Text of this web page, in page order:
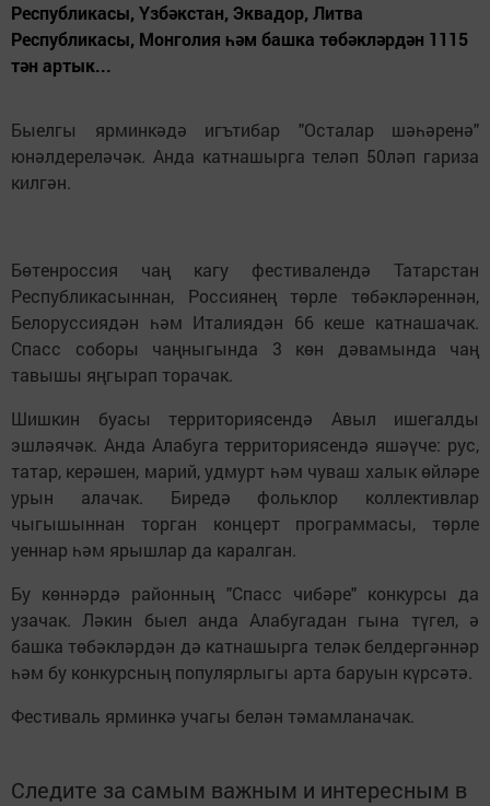
Республикасы, Үзбәкстан, Эквадор, Литва
Республикасы, Монголия һәм башка төбәкләрдән 1115
тән артык...
Быелгы ярминкәдә игътибар "Осталар шәһәренә"
юнәлдереләчәк. Анда катнашырга теләп 50ләп гариза
килгән.
Бөтенроссия чаң кагу фестивалендә Татарстан
Республикасыннан, Россиянең төрле төбәкләреннән,
Белоруссиядән һәм Италиядән 66 кеше катнашачак.
Спасс соборы чаңныгында 3 көн дәвамында чаң
тавышы яңгырап торачак.
Шишкин буасы территориясендә Авыл ишегалды
эшләячәк. Анда Алабуга территориясендә яшәүче: рус,
татар, керәшен, марий, удмурт һәм чуваш халык өйләре
урын алачак. Биредә фольклор коллективлар
чыгышыннан торган концерт программасы, төрле
уеннар һәм ярышлар да каралган.
Бу көннәрдә районның "Спасс чибәре" конкурсы да
узачак. Ләкин быел анда Алабугадан гына түгел, ә
башка төбәкләрдән дә катнашырга теләк белдергәннәр
һәм бу конкурсның популярлыгы арта баруын күрсәтә.
Фестиваль ярминкә учагы белән тәмамланачак.
Следите за самым важным и интересным в